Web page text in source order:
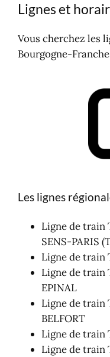
Lignes et
Vous cherchez les
Bourgogne-
Les lignes
Ligne de train
SENS-PARIS
Ligne de train
Ligne de train
EPINAL
Ligne de train
BELFORT
Ligne de train
Ligne de train